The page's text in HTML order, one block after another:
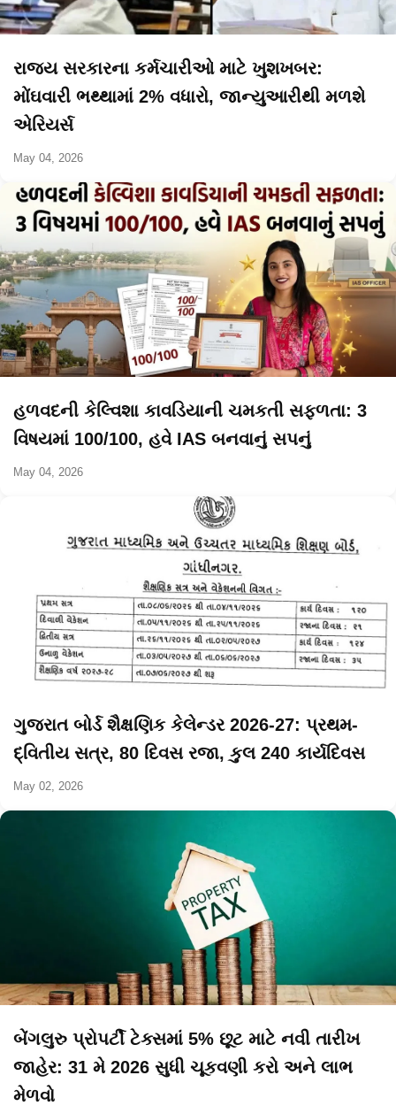
રાજ્ય સરકારના કર્મચારીઓ માટે ખુશખબર:
મોંઘવારી ભથ્થામાં 2% વધારો, જાન્યુઆરીથી મળશે
એરિયર્સ
May 04, 2026
હળવદની કેલ્વિશા કાવડિયાની ચમકતી સફળતા: 3
વિષયમાં 100/100, હવે IAS બનવાનું સપનું
May 04, 2026
ગુજરાત બોર્ડ શૈક્ષણિક કેલેન્ડર 2026-27: પ્રથમ-
દ્વિતીય સત્ર, 80 દિવસ રજા, કુલ 240 કાર્યદિવસ
May 02, 2026
બેંગલુરુ પ્રોપર્ટી ટેક્સમાં 5% છૂટ માટે નવી તારીખ
જાહેર: 31 મે 2026 સુધી ચૂકવણી કરો અને લાભ
મેળવો